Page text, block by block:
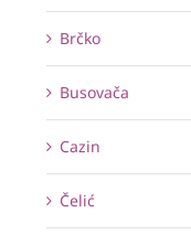
Brčko
Busovača
Cazin
Čelić